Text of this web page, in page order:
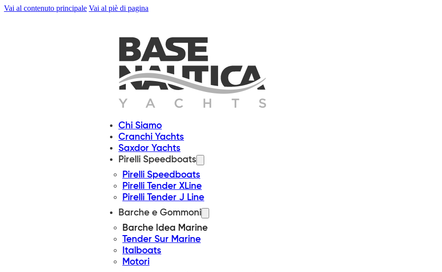
Vai al contenuto principale Vai al piè di pagina
Chi Siamo
Cranchi Yachts
Saxdor Yachts
Pirelli Speedboats
Pirelli Speedboats
Pirelli Tender XLine
Pirelli Tender J Line
Barche e Gommoni
Barche Idea Marine
Tender Sur Marine
Italboats
Motori